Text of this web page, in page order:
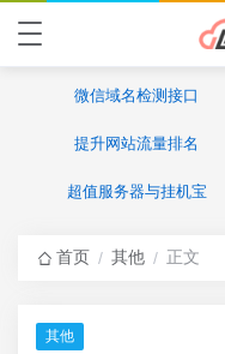
微信域名检测接口
提升网站流量排名
超值服务器与挂机宝
首页 / 其他 / 正文
其他